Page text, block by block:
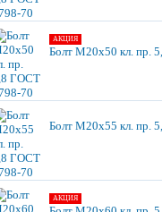
АКЦИЯ
Болт М20х50 кл. пр.
Болт М20х55 кл. пр.
АКЦИЯ